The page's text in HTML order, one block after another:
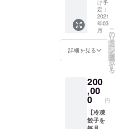
ビー、
レー）
を備考
欄に必
ずご記
入くだ
さい。
ジナル
ステッ
カー
（２
枚） ・
お礼の
族４人
分の冷
凍餃子
をお届
けしま
す。 ２
０２１
年３
年間と
なりま
す。
（１人
前７個
入りx４
け予
定：
2021
年03
月
詳細を見る
こ
の
リ
タ
ー
ン
を
選
択
す
る
200
,00
0 円
【冷凍
餃子を